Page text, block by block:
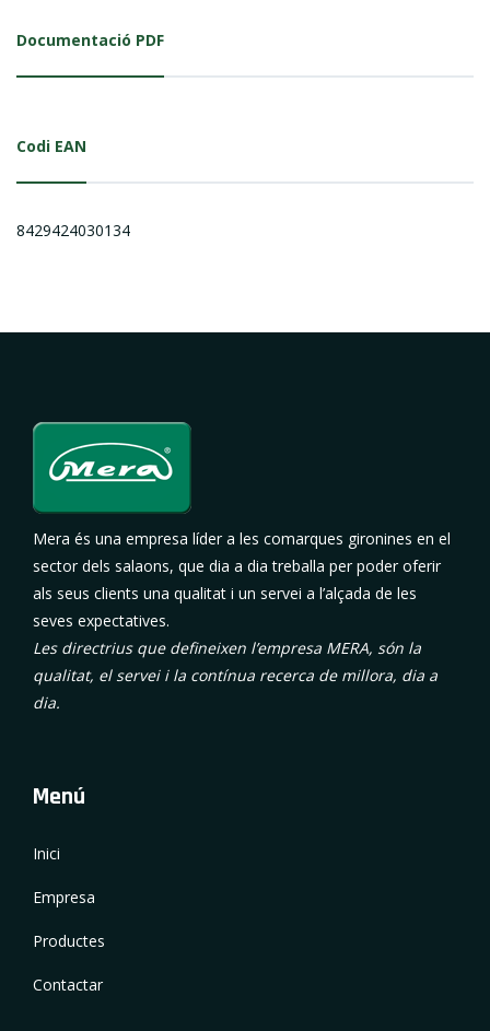
Documentació PDF
Codi EAN
8429424030134
Mera és una empresa líder a les comarques gironines en el
sector dels salaons, que dia a dia treballa per poder oferir
als seus clients una qualitat i un servei a l’alçada de les
seves expectatives.
Les directrius que defineixen l’empresa MERA, són la
qualitat, el servei i la contínua recerca de millora, dia a
dia.
Menú
Inici
Empresa
Productes
Contactar